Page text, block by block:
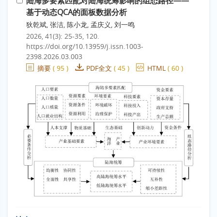
基于动态QCA的面板数据分析
狄乾斌, 张洁, 陈小龙, 孟庆义, 刘一鸣
2026, 41(3): 25-35, 120.
https://doi.org/10.13959/j.issn.1003-
2398.2026.03.003
摘要 ( 95 ) PDF全文 ( 45 ) HTML ( 60 )